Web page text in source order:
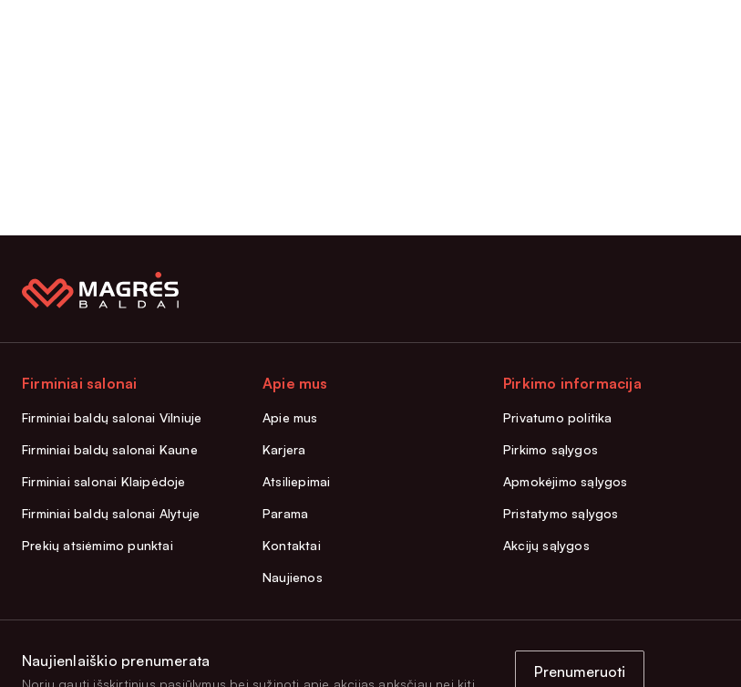
Firminiai salonai
Firminiai baldų salonai Vilniuje
Firminiai baldų salonai Kaune
Firminiai salonai Klaipėdoje
Firminiai baldų salonai Alytuje
Prekių atsiėmimo punktai
Apie mus
Apie mus
Karjera
Atsiliepimai
Parama
Kontaktai
Naujienos
Pirkimo informacija
Privatumo politika
Pirkimo sąlygos
Apmokėjimo sąlygos
Pristatymo sąlygos
Akcijų sąlygos
Naujienlaiškio prenumerata
Noriu gauti išskirtinius pasiūlymus bei sužinoti apie akcijas anksčiau nei kiti.
Prenumeruoti